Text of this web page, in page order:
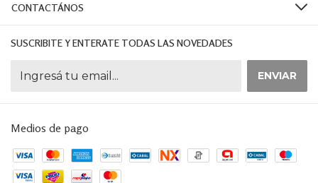
CONTACTÁNOS
SUSCRIBITE Y ENTERATE TODAS LAS NOVEDADES
Medios de pago